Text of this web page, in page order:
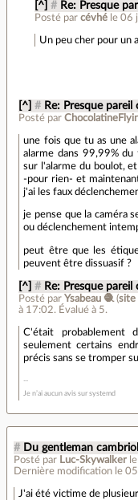
[^] # Re: Presque
Posté par cévhé le 06
Un peu cher pour un
[^] # Re: Presque
Posté par
une fois que tu as une
alarme dans 99,99% du
sur l'alarme du boulot,
-pour rien- et
j'ai les faux
je pense que la caméra
ou déclenchement
peut être que les
peuvent être dissuasif ?
[^] # Re: Presque
Posté parYsabeau 🧶 (site
à 17:02. Évalué à 5.
C'était probablement
seulement certains
précis sans se tromper
Je n’ai aucun avis sur systemd
# Du gentleman
Posté par Luc-Skywalker
Dernière modification le
J'ai été victime de